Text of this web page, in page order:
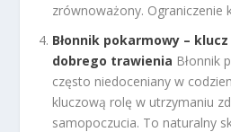
zrównoważony. Ograniczenie
Błonnik pokarmowy –
dobrego trawienia Błonnik
często niedoceniany w
kluczową rolę w utrzymaniu
samopoczucia. To naturalny